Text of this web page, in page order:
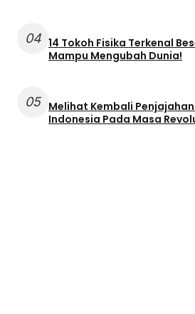
04 14 Tokoh Fisika Terkenal
Mampu Mengubah Dunia!
05 Melihat Kembali
Indonesia Pada Masa